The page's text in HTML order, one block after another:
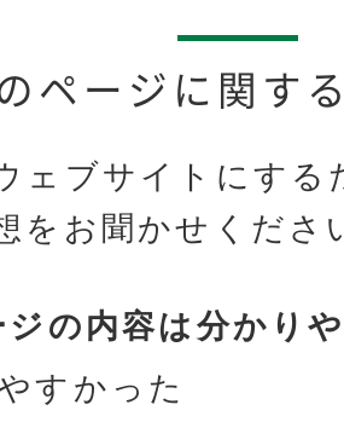
ページに関す
ェブサイトにする
をお聞かせくださ
ジの内容は分かり
すかった